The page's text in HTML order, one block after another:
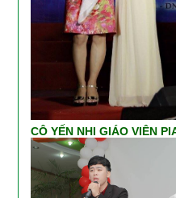
CÔ YẾN NHI GIÁO VIÊN